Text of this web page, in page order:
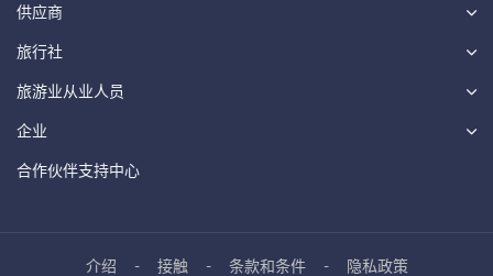
供应商
旅行社
旅游业从业人员
企业
合作伙伴支持中心
介绍 接触 条款和条件 隐私政策